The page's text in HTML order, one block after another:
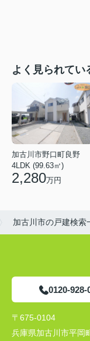
よく見られてい
加古川市野口町良野
4LDK (99.63㎡)
2,280万円
加古川市の戸建検索
0120-928-
〒675-0104
兵庫県加古川市平岡